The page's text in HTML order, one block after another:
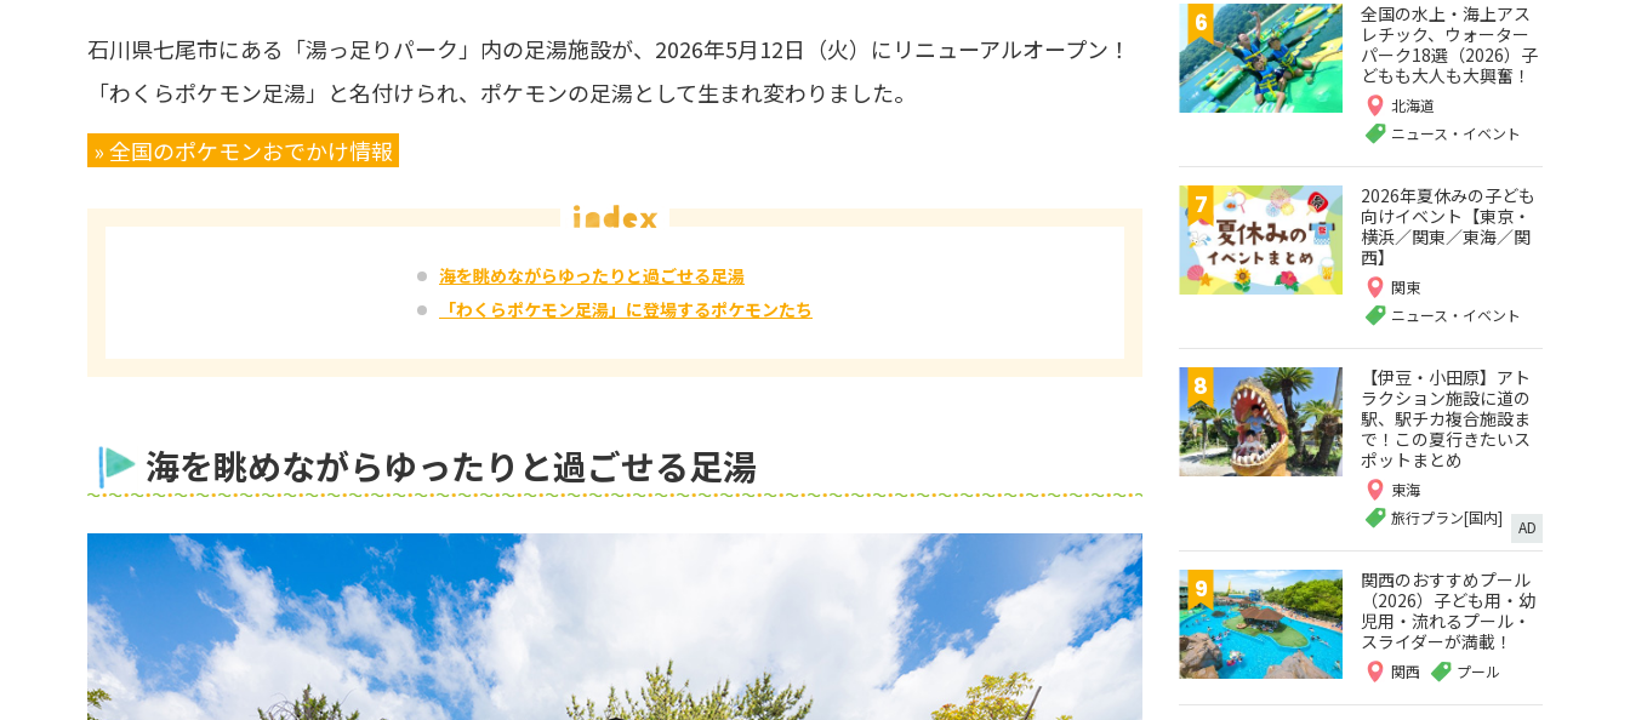
石川県七尾市にある「湯っ足りパーク」内の足湯施設が、2026年5月12日（火）にリニューアルオープン！
「わくらポケモン足湯」と名付けられ、ポケモンの足湯として生まれ変わりました。
» 全国のポケモンおでかけ情報
海を眺めながらゆったりと過ごせる足湯
「わくらポケモン足湯」に登場するポケモンたち
海を眺めながらゆったりと過ごせる足湯
全国の水上・海上アス
レチック、ウォーター
パーク18選（2026）子
どもも大人も大興奮！
北海道
ニュース・イベント
2026年夏休みの子ども
向けイベント【東京・
横浜／関東／東海／関
西】
関東
ニュース・イベント
【伊豆・小田原】アト
ラクション施設に道の
駅、駅チカ複合施設ま
で！この夏行きたいス
ポットまとめ
東海
旅行プラン[国内]
AD
関西のおすすめプール
（2026）子ども用・幼
児用・流れるプール・
スライダーが満載！
関西 プール